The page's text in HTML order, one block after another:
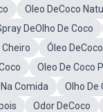
Oleo DeCoco
DeOlho De Coco
Óleo
Oleo De Coco
Comida
Olho De
Odor DeCoco